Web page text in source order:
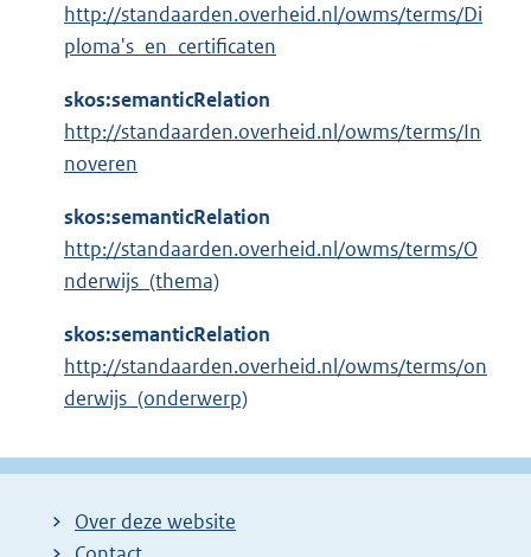
http://standaarden.overheid.nl/owms/terms/Di
ploma's_en_certificaten
skos:semanticRelation
http://standaarden.overheid.nl/owms/terms/In
noveren
skos:semanticRelation
http://standaarden.overheid.nl/owms/terms/O
nderwijs_(thema)
skos:semanticRelation
http://standaarden.overheid.nl/owms/terms/on
derwijs_(onderwerp)
Over deze website